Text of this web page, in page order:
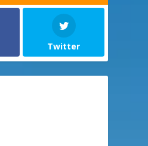
Twitter